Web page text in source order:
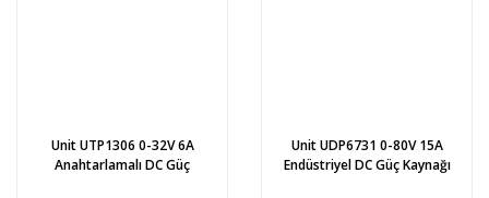
Unit UTP1306 0-32V 6A
Anahtarlamalı DC Güç
Unit UDP6731 0-80V 15A
Endüstriyel DC Güç Kaynağı